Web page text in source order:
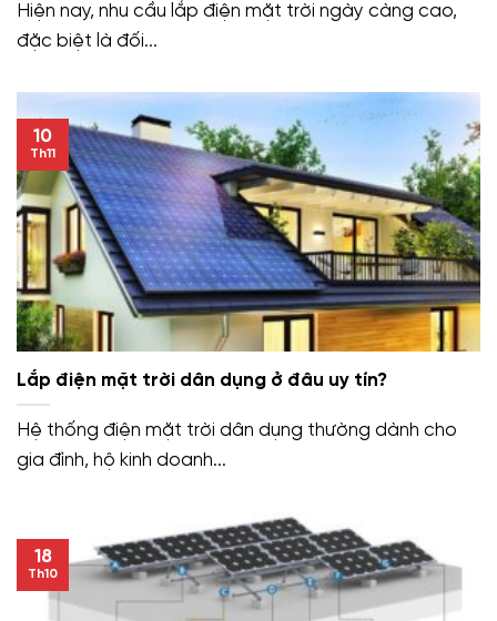
Hiện nay, nhu cầu lắp điện mặt trời ngày càng cao,
đặc biệt là đối...
Lắp điện mặt trời dân dụng ở đâu uy tín?
Hệ thống điện mặt trời dân dụng thường dành cho
gia đình, hộ kinh doanh...
10
Th11
18
Th10